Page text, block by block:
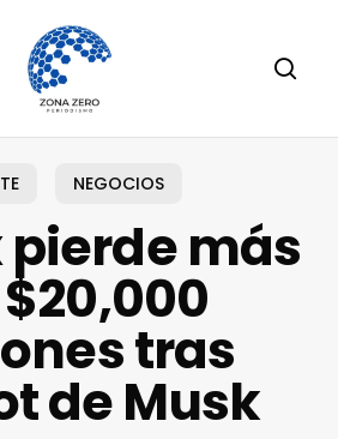
NEGOCIOS
más
tras
de Musk